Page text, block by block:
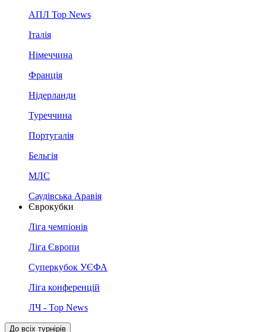
АПЛ Top News
Італія
Німеччина
Франція
Нідерланди
Туреччина
Португалія
Бельгія
МЛС
Саудівська Аравія
Єврокубки
Ліга чемпіонів
Ліга Європи
Суперкубок УЄФА
Ліга конференцій
ЛЧ - Top News
До всіх турнірів